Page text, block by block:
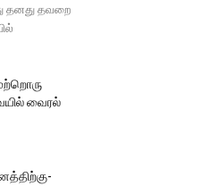
தனது தவறை
வைரல்